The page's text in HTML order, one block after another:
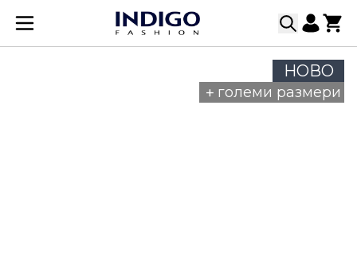
Прескачане към съдържанието
НОВО
+ големи размери